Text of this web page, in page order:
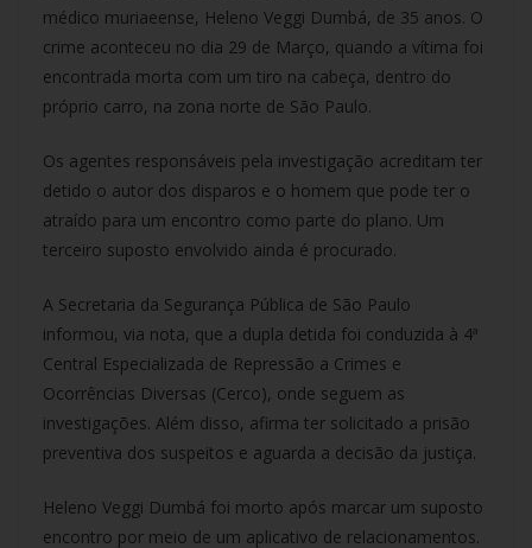
médico muriaeense, Heleno Veggi Dumbá, de 35 anos. O
crime aconteceu no dia 29 de Março, quando a vítima foi
encontrada morta com um tiro na cabeça, dentro do
próprio carro, na zona norte de São Paulo.
Os agentes responsáveis pela investigação acreditam ter
detido o autor dos disparos e o homem que pode ter o
atraído para um encontro como parte do plano. Um
terceiro suposto envolvido ainda é procurado.
A Secretaria da Segurança Pública de São Paulo
informou, via nota, que a dupla detida foi conduzida à 4ª
Central Especializada de Repressão a Crimes e
Ocorrências Diversas (Cerco), onde seguem as
investigações. Além disso, afirma ter solicitado a prisão
preventiva dos suspeitos e aguarda a decisão da justiça.
Heleno Veggi Dumbá foi morto após marcar um suposto
encontro por meio de um aplicativo de relacionamentos.